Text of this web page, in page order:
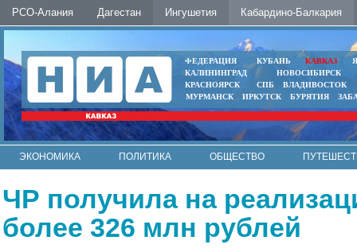
РСО-Алания Дагестан Ингушетия Кабардино-Балкария
ФЕДЕРАЦИЯ КУБАНЬ КАВКАЗ
КАЛИНИНГРАД
НОВОСИБИРСК
КРАСНОЯРСК
СПБ
ВЛАДИВОСТОК
МУРМАНСК
ИРКУТСК БУРЯТИЯ
ЭКОНОМИКА ПОЛИТИКА ОБЩЕСТВО
ЧР получила на
более 326 млн рублей